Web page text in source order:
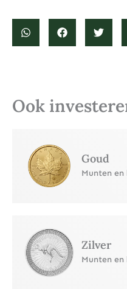
Ook
Goud
Munten en
Zilver
Munten en